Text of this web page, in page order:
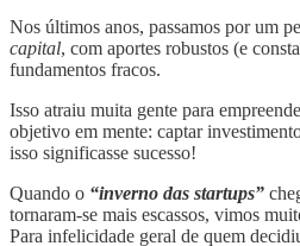
Nos últimos anos, passamos por um
capital, com aportes robustos (e
fundamentos fracos.
Isso atraiu muita gente para
objetivo em mente: captar
isso significasse sucesso!
Quando o “inverno das startups”
tornaram-se mais escassos, vimos
Para infelicidade geral de quem